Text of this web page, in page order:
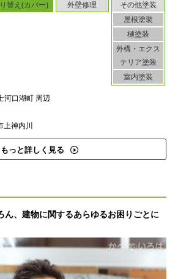
替え(カバー) 外壁修理
その他塗装
屋根塗装
樋塗装
外構・エクス
テリア塗装
室内塗装
河口湖町 周辺
神内川
もっと詳しく見る
ん、建物に関するあらゆるお困りごとに